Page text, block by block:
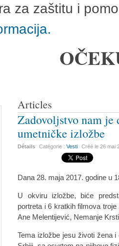
za zaštitu i
Articles
Zadovoljstvo nam je
umetničke izložbe
Détails Catégorie :Vesti Créé le26 mai
Dana 28. maja 2017. godine u
U okviru izložbe, biće
portreta i 6 kratkih filmova
Ane Melentijević, Nemanje
Tema izložbe jesu životi žena